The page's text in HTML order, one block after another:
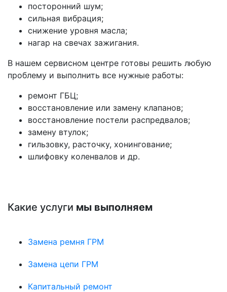
посторонний шум;
сильная вибрация;
снижение уровня масла;
нагар на свечах зажигания.
В нашем сервисном центре готовы решить любую
проблему и выполнить все нужные работы:
ремонт ГБЦ;
восстановление или замену клапанов;
восстановление постели распредвалов;
замену втулок;
гильзовку, расточку, хонингование;
шлифовку коленвалов и др.
Какие услуги мы выполняем
Замена ремня ГРМ
Замена цепи ГРМ
Капитальный ремонт